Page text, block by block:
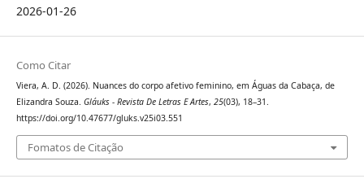
2026-01-26
Como Citar
Viera, A. D. (2026). Nuances do corpo afetivo feminino, em Águas da Cabaça, de
Elizandra Souza. Gláuks - Revista De Letras E Artes, 25(03), 18–31.
https://doi.org/10.47677/gluks.v25i03.551
Fomatos de Citação